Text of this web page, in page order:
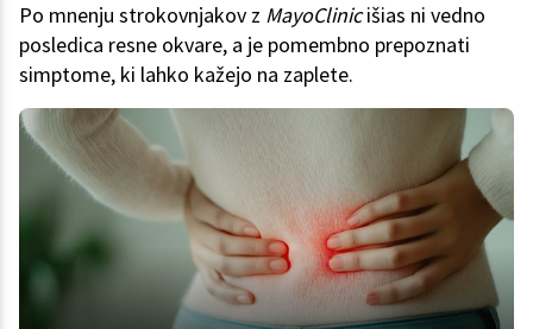
Po mnenju strokovnjakov z MayoClinicišias ni vedno
posledica resne okvare, a je pomembno prepoznati
simptome, ki lahko kažejo na zaplete.